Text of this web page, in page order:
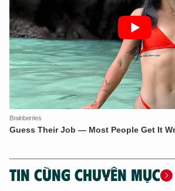
TIN CÙNG CHUYÊN MỤC